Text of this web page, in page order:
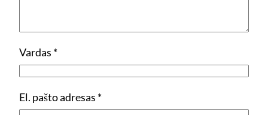
Vardas *
El. pašto adresas *